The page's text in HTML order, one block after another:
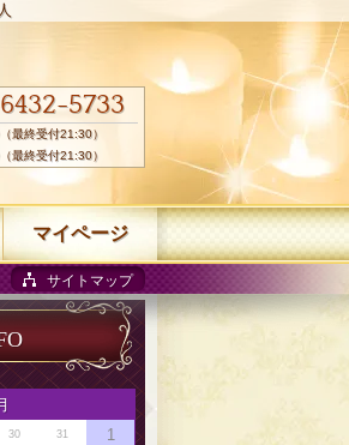
サイトマップ
30 31
1
5733
最終受付21:30）
最終受付21:30）
マイページ